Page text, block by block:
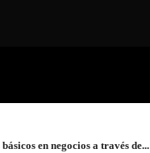
en negocios a través de...